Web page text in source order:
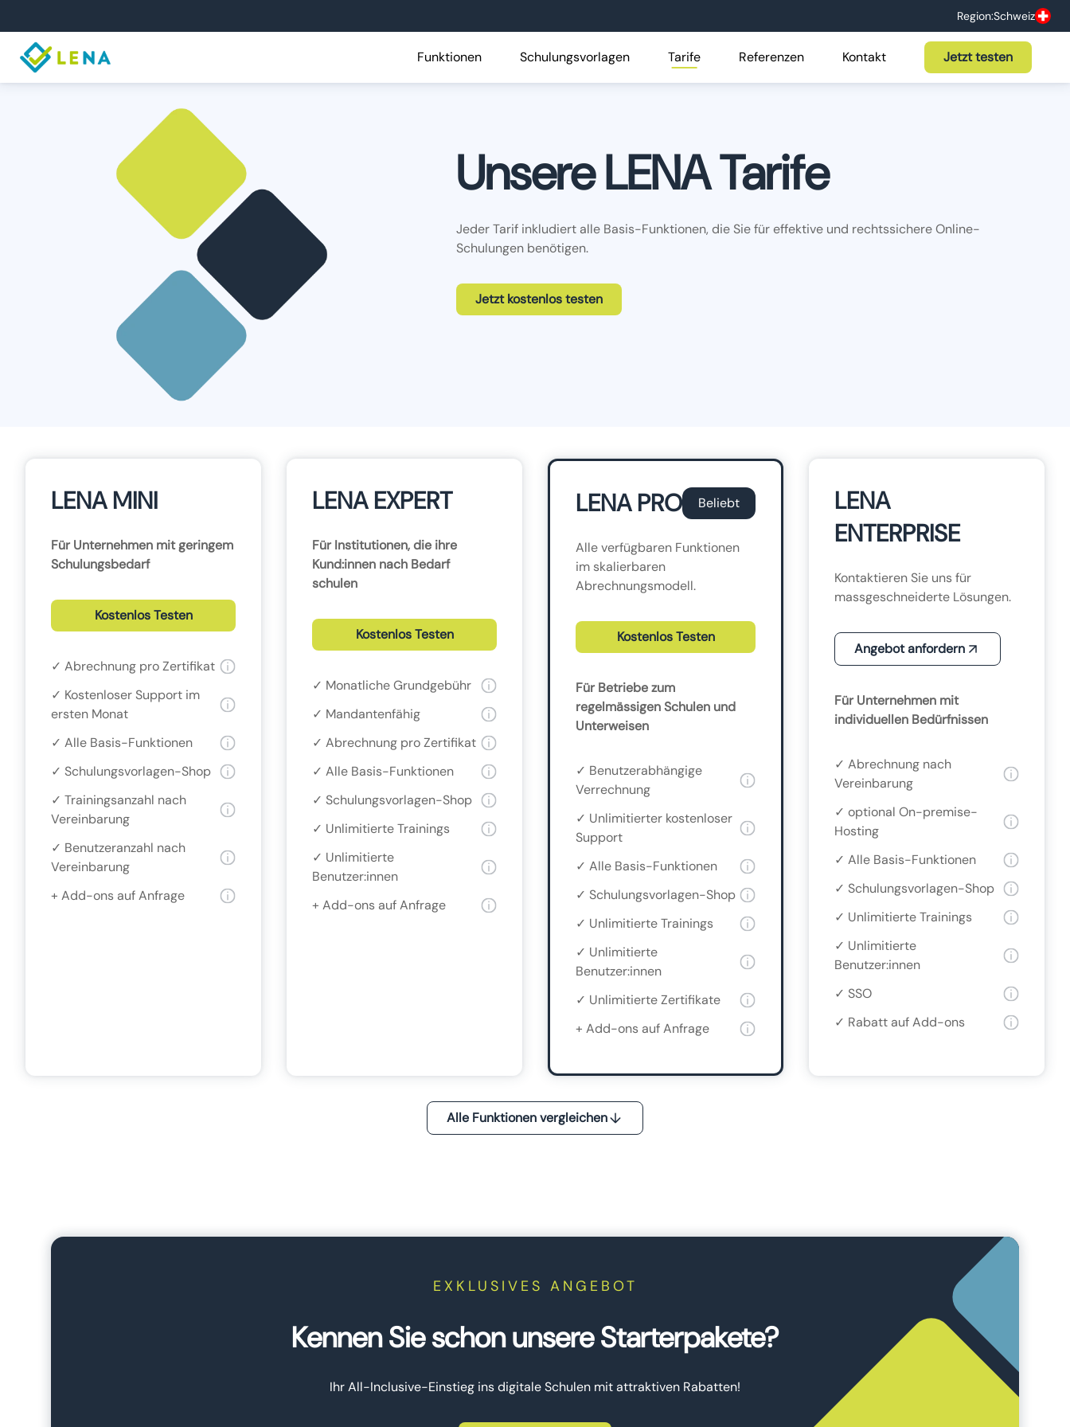
Region:Schweiz
Funktionen Schulungsvorlagen Tarife Referenzen Kontakt Jetzt testen
Unsere LENA Tarife
Jeder Tarif inkludiert alle Basis-Funktionen, die Sie für effektive und rechtssichere Online-
Schulungen benötigen.
Jetzt kostenlos testen
LENA MINI
Für Unternehmen mit geringem
Schulungsbedarf
Kostenlos Testen
✓ Abrechnung pro Zertifikat
✓ Kostenloser Support im
ersten Monat
✓ Alle Basis-Funktionen
✓ Schulungsvorlagen-Shop
✓ Trainingsanzahl nach
Vereinbarung
✓ Benutzeranzahl nach
Vereinbarung
+ Add-ons auf Anfrage
LENA EXPERT
Für Institutionen, die ihre
Kund:innen nach Bedarf
schulen
Kostenlos Testen
✓ Monatliche Grundgebühr
✓ Mandantenfähig
✓ Abrechnung pro Zertifikat
✓ Alle Basis-Funktionen
✓ Schulungsvorlagen-Shop
✓ Unlimitierte Trainings
✓ Unlimitierte
Benutzer:innen
+ Add-ons auf Anfrage
LENA PRO Beliebt
Alle verfügbaren Funktionen
im skalierbaren
Abrechnungsmodell.
Kostenlos Testen
Für Betriebe zum
regelmässigen Schulen und
Unterweisen
✓ Benutzerabhängige
Verrechnung
✓ Unlimitierter kostenloser
Support
✓ Alle Basis-Funktionen
✓ Schulungsvorlagen-Shop
✓ Unlimitierte Trainings
✓ Unlimitierte
Benutzer:innen
✓ Unlimitierte Zertifikate
+ Add-ons auf Anfrage
LENA
ENTERPRISE
Kontaktieren Sie uns für
massgeschneiderte Lösungen.
Angebot anfordern
Für Unternehmen mit
individuellen Bedürfnissen
✓ Abrechnung nach
Vereinbarung
✓ optional On-premise-
Hosting
✓ Alle Basis-Funktionen
✓ Schulungsvorlagen-Shop
✓ Unlimitierte Trainings
✓ Unlimitierte
Benutzer:innen
✓ SSO
✓ Rabatt auf Add-ons
Alle Funktionen vergleichen
EXKLUSIVES ANGEBOT
Kennen Sie schon unsere Starterpakete?
Ihr All-Inclusive-Einstieg ins digitale Schulen mit attraktiven Rabatten!